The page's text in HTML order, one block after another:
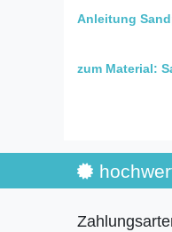
Anleitung
zum Material: